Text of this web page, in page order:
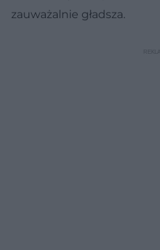
zauważalnie gładsza.